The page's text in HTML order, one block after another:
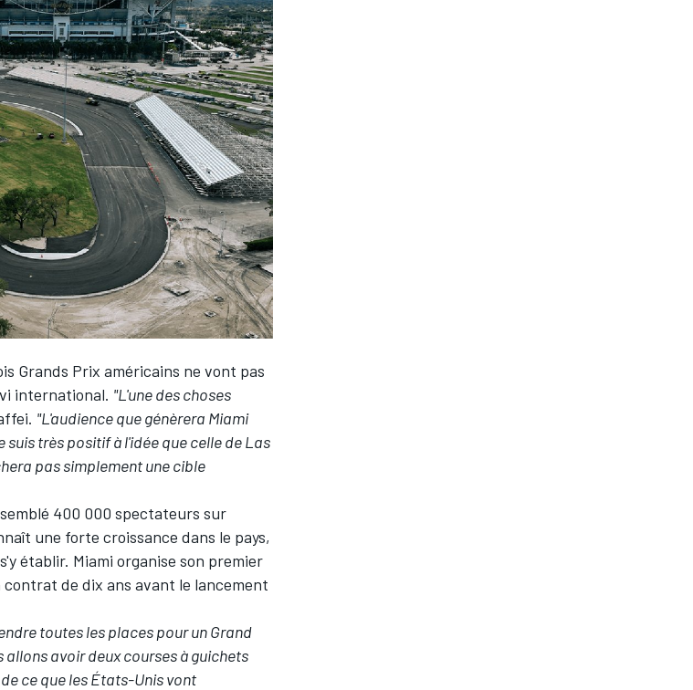
Grands Prix américains ne vont pas
international. "L'une des choses
"L'audience que génèrera Miami
très positif à l'idée que celle de Las
pas simplement une cible
400 000 spectateurs sur
une forte croissance dans le pays,
établir. Miami organise son premier
de dix ans avant le lancement
toutes les places pour un Grand
avoir deux courses à guichets
ce que les États-Unis vont